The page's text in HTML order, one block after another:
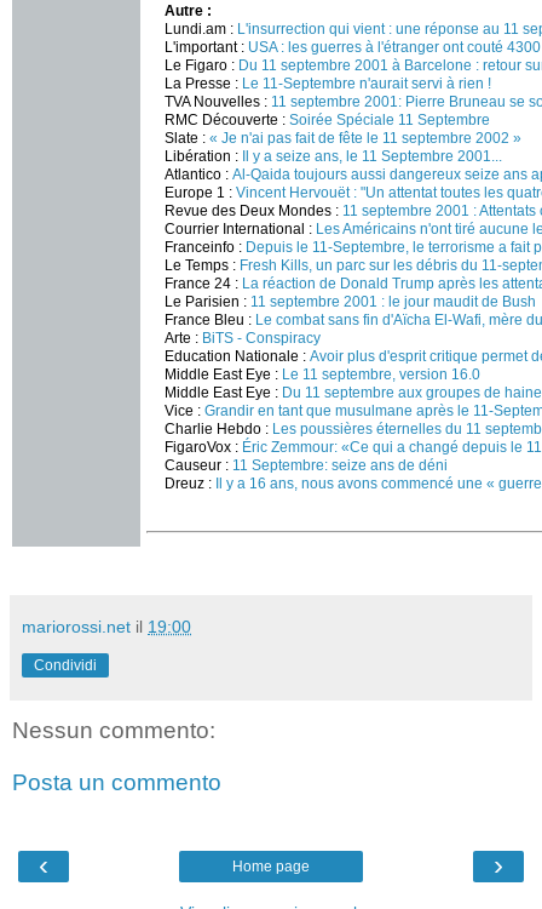
Autre :
Lundi.am : L'insurrection qui vient : une réponse au 11
L'important : USA : les guerres à l'étranger ont couté
Le Figaro : Du 11 septembre 2001 à Barcelone : retour
La Presse : Le 11-Septembre n'aurait servi à rien !
TVA Nouvelles : 11 septembre 2001: Pierre Bruneau se
RMC Découverte : Soirée Spéciale 11 Septembre
Slate : « Je n'ai pas fait de fête le 11 septembre 2002 »
Libération : Il y a seize ans, le 11 Septembre 2001...
Atlantico : Al-Qaida toujours aussi dangereux seize ans
Europe 1 : Vincent Hervouët : "Un attentat toutes les
Revue des Deux Mondes : 11 septembre 2001 :
Courrier International : Les Américains n'ont tiré aucune
Franceinfo : Depuis le 11-Septembre, le terrorisme a fait
Le Temps : Fresh Kills, un parc sur les débris du 11-
France 24 : La réaction de Donald Trump après les
Le Parisien : 11 septembre 2001 : le jour maudit de Bush
France Bleu : Le combat sans fin d'Aïcha El-Wafi, mère
Arte : BiTS - Conspiracy
Education Nationale : Avoir plus d'esprit critique permet
Middle East Eye : Le 11 septembre, version 16.0
Middle East Eye : Du 11 septembre aux groupes de
Vice : Grandir en tant que musulmane après le 11-
Charlie Hebdo : Les poussières éternelles du 11
FigaroVox : Éric Zemmour: «Ce qui a changé depuis le
Causeur : 11 Septembre: seize ans de déni
Dreuz : Il y a 16 ans, nous avons commencé une «
mariorossi.net il 19:00
Condividi
Nessun commento:
Posta un commento
‹ ›
Home page